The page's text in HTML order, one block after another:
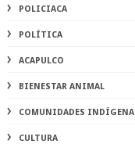
POLICIACA
POLÍTICA
ACAPULCO
BIENESTAR ANIMAL
COMUNIDADES
CULTURA